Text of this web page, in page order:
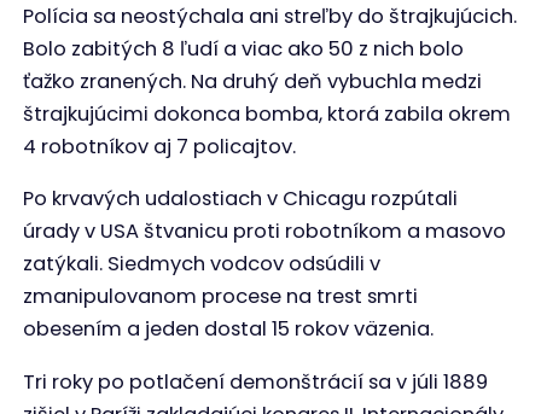
Polícia sa neostýchala ani streľby do štrajkujúcich.
Bolo zabitých 8 ľudí a viac ako 50 z nich bolo
ťažko zranených. Na druhý deň vybuchla medzi
štrajkujúcimi dokonca bomba, ktorá zabila okrem
4 robotníkov aj 7 policajtov.
Po krvavých udalostiach v Chicagu rozpútali
úrady v USA štvanicu proti robotníkom a masovo
zatýkali. Siedmych vodcov odsúdili v
zmanipulovanom procese na trest smrti
obesením a jeden dostal 15 rokov väzenia.
Tri roky po potlačení demonštrácií sa v júli 1889